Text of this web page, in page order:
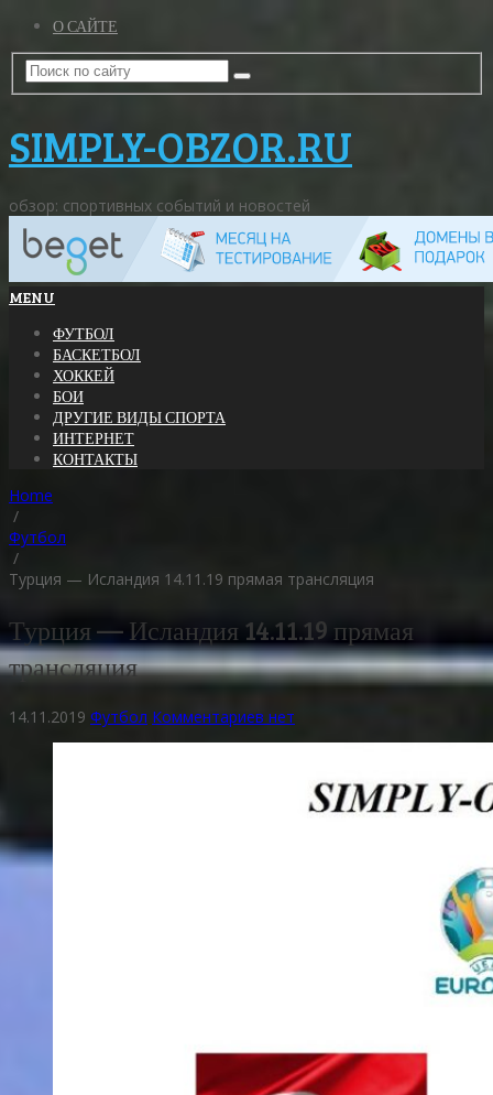
О САЙТЕ
SIMPLY-OBZOR.RU
обзор: спортивных событий и новостей
MENU
ФУТБОЛ
БАСКЕТБОЛ
ХОККЕЙ
БОИ
ДРУГИЕ ВИДЫ СПОРТА
ИНТЕРНЕТ
КОНТАКТЫ
Home
/
Футбол
/
Турция — Исландия 14.11.19 прямая трансляция
Турция — Исландия 14.11.19 прямая
трансляция
14.11.2019 Футбол Комментариев нет